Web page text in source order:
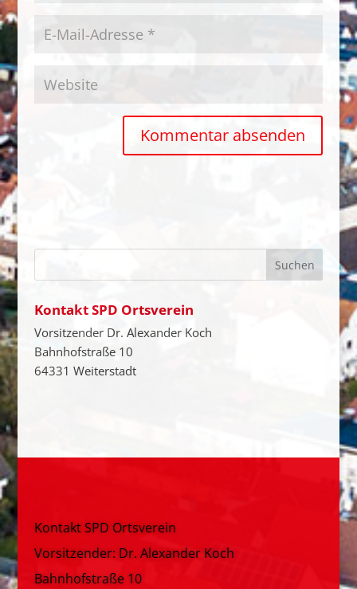
Kontakt SPD Ortsverein
Vorsitzender Dr. Alexander Koch
Bahnhofstraße 10
64331 Weiterstadt
Kontakt SPD Ortsverein
Vorsitzender: Dr. Alexander Koch
Bahnhofstraße 10